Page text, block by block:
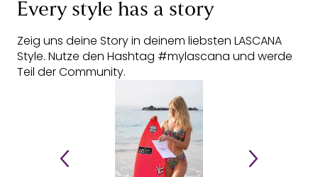
Every style has a story
Zeig uns deine Story in deinem liebsten LASCANA
Style. Nutze den Hashtag #mylascana und werde
Teil der Community.